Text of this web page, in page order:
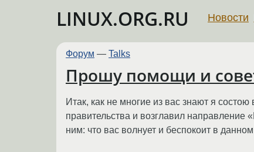
LINUX.ORG.RU Новости
Форум — Talks
Прошу помощи и
Итак, как не многие из вас знают я
правительства и возглавил направление
ним: что вас волнует и беспокоит в